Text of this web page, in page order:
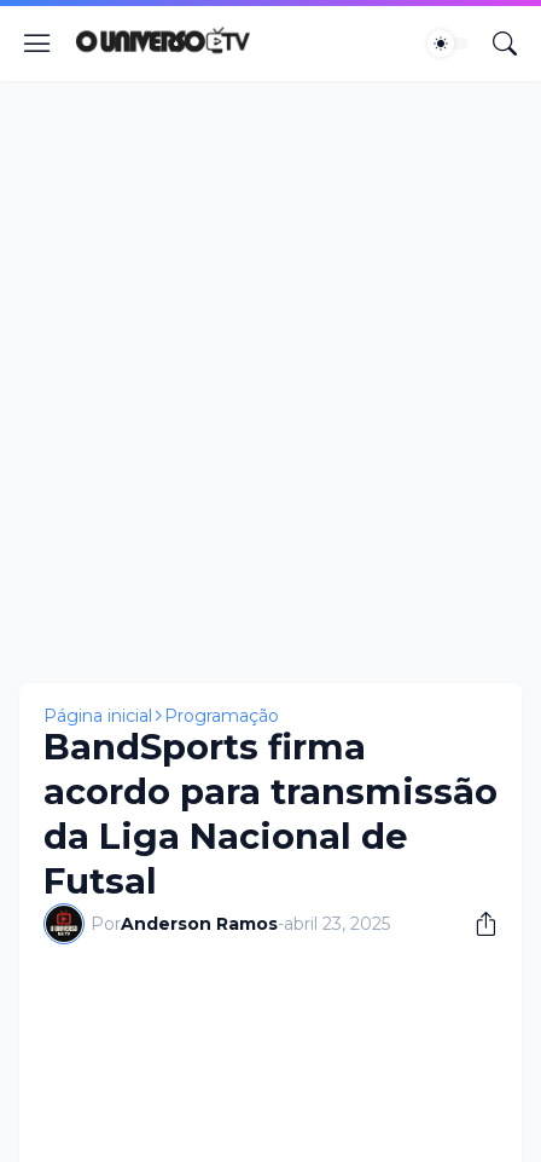
Página inicial Programação
BandSports firma
acordo para transmissão
da Liga Nacional de
Futsal
PorAnderson Ramos-abril 23, 2025